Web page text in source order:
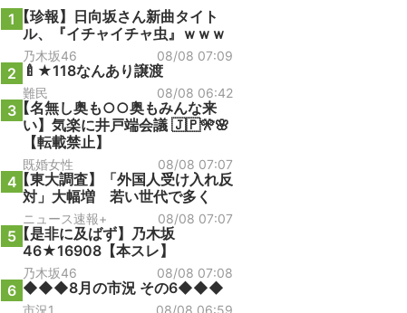
1 【珍報】日向坂さん新曲タイト
ル、『イチャイチャ虫』ｗｗｗ
乃木坂46 08/08 07:09
2 🍼★118なんあり譲渡
難民 08/08 06:42
3【名無し奥も○○奥もみんな来
い】気楽に井戸端会議 🇯🇵🎌🌸
【転載禁止】
既婚女性 08/08 07:07
4【東大調査】「外国人受け入れ反
対」大幅増 若い世代で多く
ニュース速報+ 08/08 07:07
5【是非に及ばず】乃木坂
46★16908【本スレ】
乃木坂46 08/08 07:08
6 ◆◆◆8月の市況 その6◆◆◆
市況1 08/08 06:59